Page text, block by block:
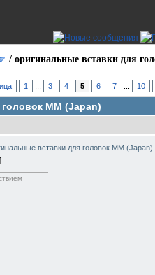
/ оригинальные вставки для
1 3 4 5 6 7 10
головок ММ (Japan)
вставки для головок ММ (Japan)